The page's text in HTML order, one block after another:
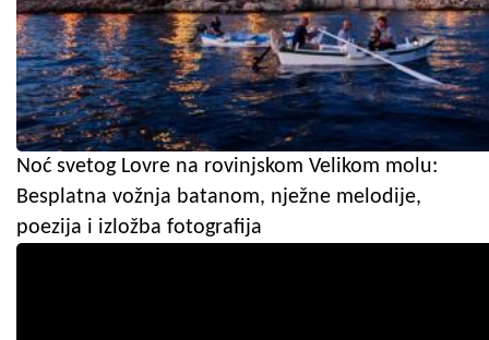
Noć svetog Lovre na rovinjskom Velikom molu:
Besplatna vožnja batanom, nježne melodije,
poezija i izložba fotografija